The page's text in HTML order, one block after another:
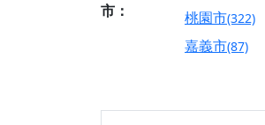
市：
桃園市(322)
嘉義市(87)